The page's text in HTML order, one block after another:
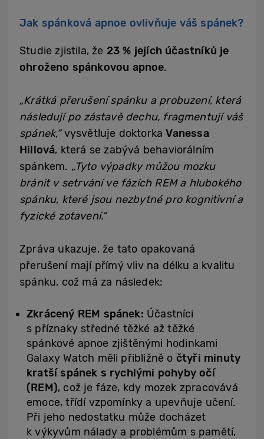
Jak spánková apnoe ovlivňuje váš spánek?
Studie zjistila, že 23 % jejích účastníků je
ohroženo spánkovou apnoe.
„Krátká přerušení spánku a probuzení, která
následují po zástavě dechu, fragmentují váš
spánek,“vysvětluje doktorkaVanessa
Hillová, která se zabývá behaviorálním
spánkem. „Tyto výpadky můžou mozku
bránit v setrvání ve fázích REM a hlubokého
spánku, které jsou nezbytné pro kognitivní a
fyzické zotavení.“
Zpráva ukazuje, že tato opakovaná
přerušení mají přímý vliv na délku a kvalitu
spánku, což má za následek:
Zkrácený REM spánek: Účastníci
s příznaky středné těžké až těžké
spánkové apnoe zjištěnými hodinkami
Galaxy Watch měli přibližně o čtyři minuty
kratší spánek s rychlými pohyby očí
(REM), což je fáze, kdy mozek zpracovává
emoce, třídí vzpomínky a upevňuje učení.
Při jeho nedostatku může docházet
k výkyvům nálady a problémům s pamětí,